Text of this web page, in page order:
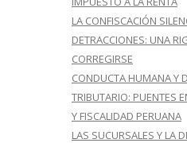
LA CONFISCACIÓN
DETRACCIONES: UNA
CORREGIRSE
CONDUCTA HUMANA Y
TRIBUTARIO: PUENTES
Y FISCALIDAD PERUANA
LAS SUCURSALES Y LA